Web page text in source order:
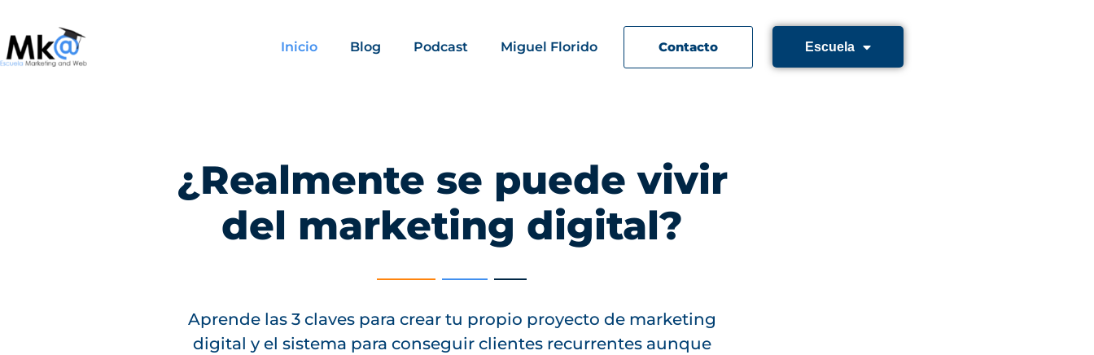
Inicio Blog Podcast Miguel Florido Contacto Escuela
¿Realmente se puede vivir
del marketing digital?
Aprende las 3 claves para crear tu propio proyecto de marketing
digital y el sistema para conseguir clientes recurrentes aunque